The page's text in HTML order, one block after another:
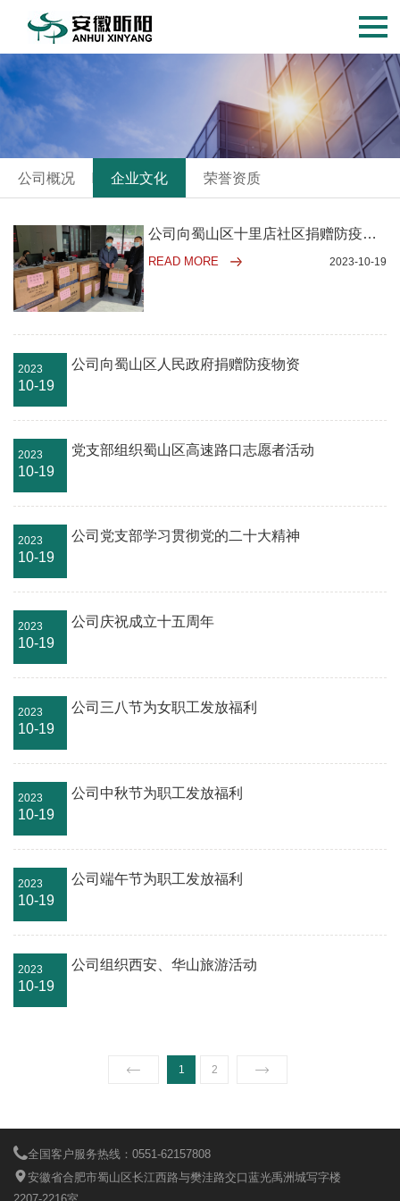
公司概况 企业文化 荣誉资质
公司向蜀山区十里店社区捐赠防疫物资
READ MORE 2023-10-19
2023
10-19
公司向蜀山区人民政府捐赠防疫物资
2023
10-19
党支部组织蜀山区高速路口志愿者活动
2023
10-19
公司党支部学习贯彻党的二十大精神
2023
10-19
公司庆祝成立十五周年
2023
10-19
公司三八节为女职工发放福利
2023
10-19
公司中秋节为职工发放福利
2023
10-19
公司端午节为职工发放福利
2023
10-19
公司组织西安、华山旅游活动
1 2
全国客户服务热线：0551-62157808
安徽省合肥市蜀山区长江西路与樊洼路交口蓝光禹洲城写字楼